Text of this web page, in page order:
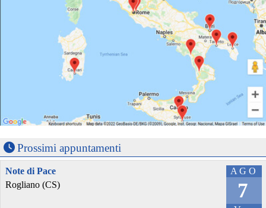
Prossimi appuntamenti
AGO
7
Note di Pace
Rogliano (CS)